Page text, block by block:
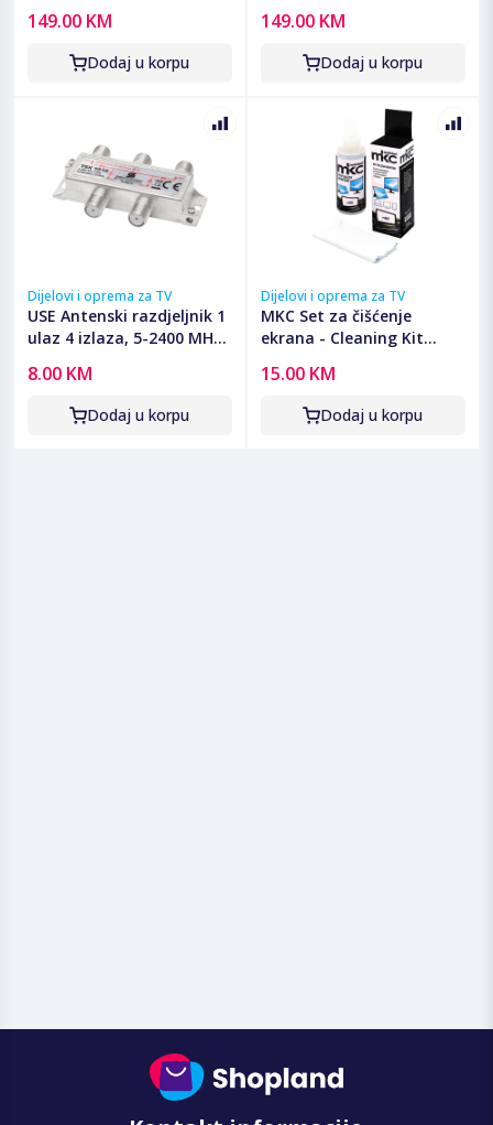
149.00 KM
Dodaj u korpu
149.00 KM
Dodaj u korpu
Dijelovi i oprema za TV
USE Antenski razdjeljnik 1
ulaz 4 izlaza, 5-2400 MHz
8.00 KM
Dodaj u korpu
Dijelovi i oprema za TV
MKC Set za čišćenje
ekrana - Cleaning Kit
15.00 KM
Dodaj u korpu